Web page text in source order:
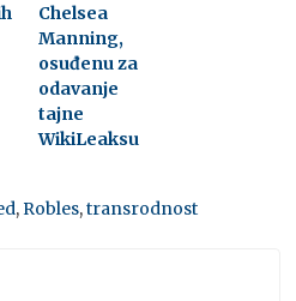
Chelsea
Manning,
osuđenu za
odavanje
tajne
WikiLeaksu
,Robles,transrodnost